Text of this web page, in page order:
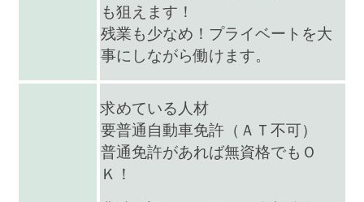
も狙えます！
残業も少なめ！プライベートを大
事にしながら働けます。
求めている人材
要普通自動車免許（ＡＴ不可）
普通免許があれば無資格でもＯ
Ｋ！